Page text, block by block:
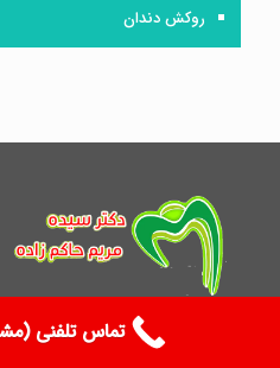
روکش دندان
کلینیک تخصصی دندانپزشکی با
تماس تلفنی